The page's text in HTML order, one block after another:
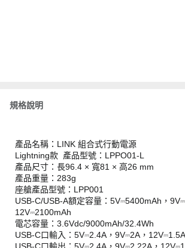
規格說明
產品名稱：LINK 組合式行動電源
Lightning款 產品型號：LPPO01-L
產品尺寸：長96.4 × 寬81 × 高26 mm
產品重量：283g
座艙產品型號：LPP001
USB-C/USB-A額定容量：5V⎓5400mAh，
12V⎓2100mAh
電芯容量：3.6Vdc/9000mAh/32.4Wh
USB-C口輸入：5V⎓2.4A，9V⎓2A，12V⎓1.5A